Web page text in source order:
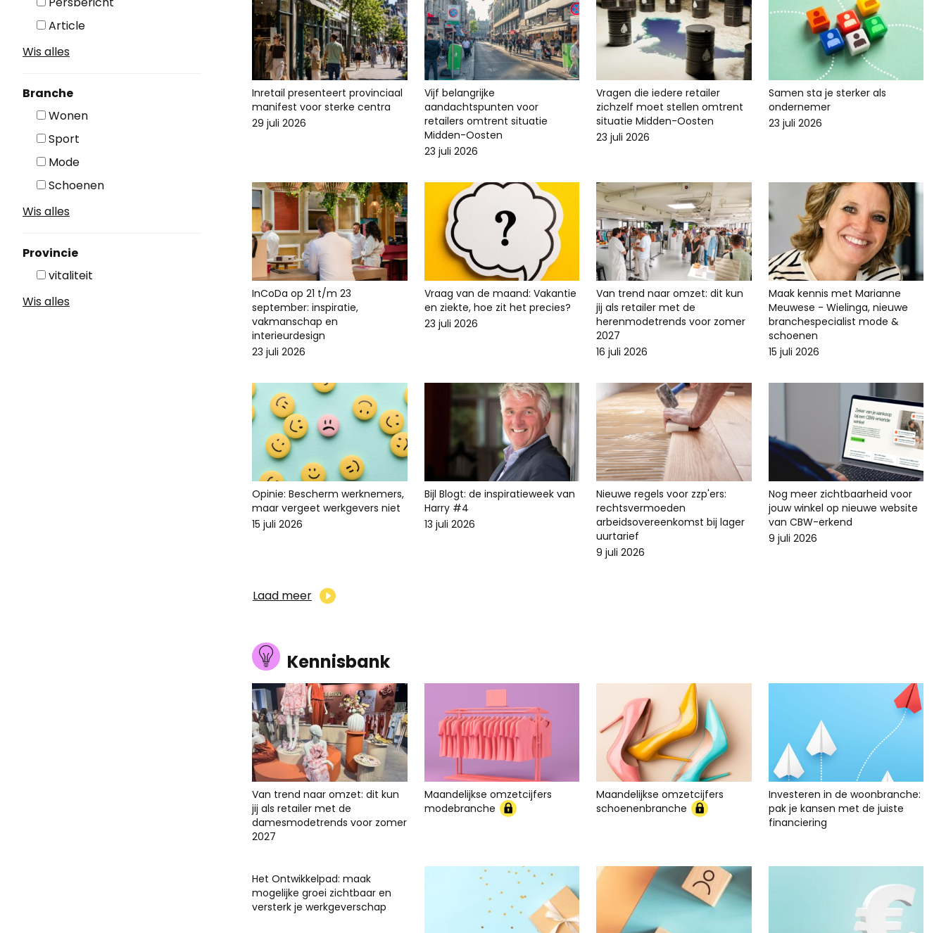
Article
Wis alles
Branche
Wonen
Sport
Mode
Schoenen
Wis alles
Provincie
vitaliteit
Wis alles
Inretail presenteert provinciaal
manifest voor sterke centra
29 juli 2026
Vijf belangrijke
aandachtspunten voor
retailers omtrent situatie
Midden-Oosten
23 juli 2026
Vragen die iedere retailer
zichzelf moet stellen omtrent
situatie Midden-Oosten
23 juli 2026
Samen sta je sterker als
ondernemer
23 juli 2026
InCoDa op 21 t/m 23
september: inspiratie,
vakmanschap en
interieurdesign
23 juli 2026
Vraag van de maand: Vakantie
en ziekte, hoe zit het precies?
23 juli 2026
Van trend naar omzet: dit kun
jij als retailer met de
herenmodetrends voor zomer
2027
16 juli 2026
Maak kennis met Marianne
Meuwese - Wielinga, nieuwe
branchespecialist mode &
schoenen
15 juli 2026
Opinie: Bescherm werknemers,
maar vergeet werkgevers niet
15 juli 2026
Bijl Blogt: de inspiratieweek van
Harry #4
13 juli 2026
Nieuwe regels voor zzp'ers:
rechtsvermoeden
arbeidsovereenkomst bij lager
uurtarief
9 juli 2026
Nog meer zichtbaarheid voor
jouw winkel op nieuwe website
van CBW-erkend
9 juli 2026
Laad meer
Kennisbank
Van trend naar omzet: dit kun
jij als retailer met de
damesmodetrends voor zomer
2027
Maandelijkse omzetcijfers
modebranche
Maandelijkse omzetcijfers
schoenenbranche
Investeren in de woonbranche:
pak je kansen met de juiste
financiering
Het Ontwikkelpad: maak
mogelijke groei zichtbaar en
versterk je werkgeverschap